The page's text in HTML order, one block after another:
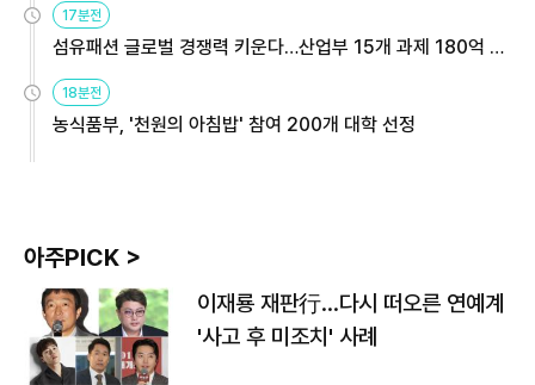
17분전
섬유패션 글로벌 경쟁력 키운다…산업부 15개 과제 180억 지
18분전
농식품부, '천원의 아침밥' 참여 200개 대학 선정
아주PICK >
이재룡 재판行…다시 떠오른 연예계
'사고 후 미조치' 사례